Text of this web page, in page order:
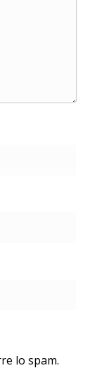
lo spam.